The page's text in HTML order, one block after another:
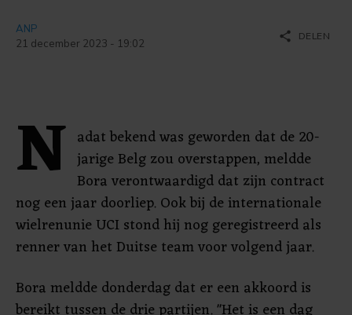
ANP
21 december 2023 - 19:02
share DELEN
N adat bekend was geworden dat de 20-
jarige Belg zou overstappen, meldde
Bora verontwaardigd dat zijn contract
nog een jaar doorliep. Ook bij de internationale
wielrenunie UCI stond hij nog geregistreerd als
renner van het Duitse team voor volgend jaar.
Bora meldde donderdag dat er een akkoord is